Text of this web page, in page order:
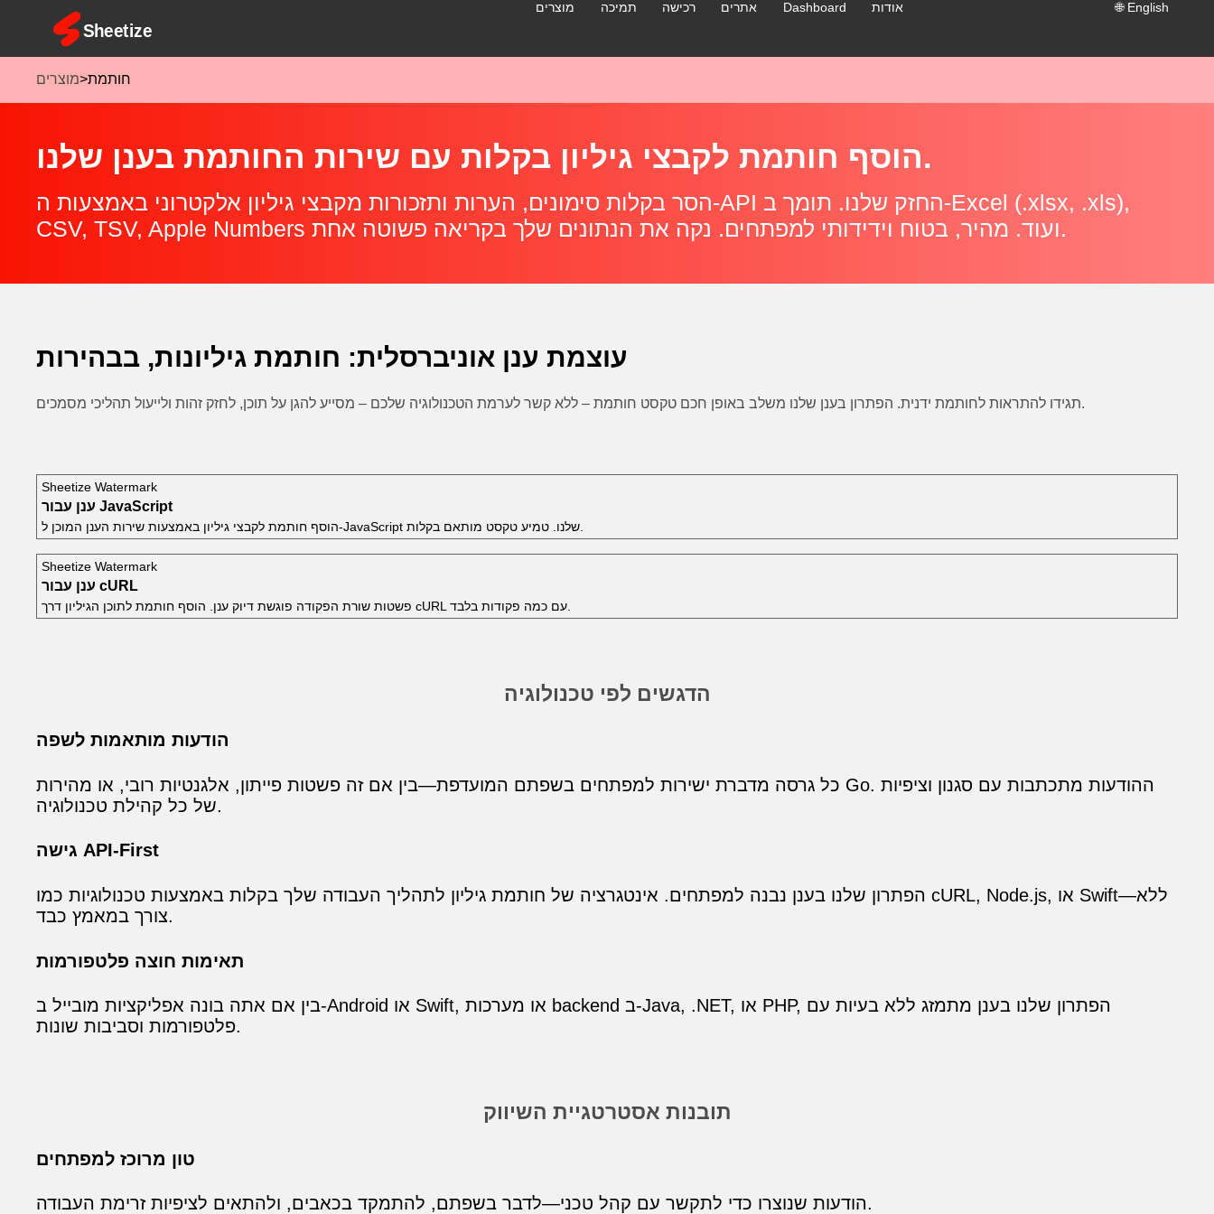
מוצרים>חותמת
הוסף חותמת לקבצי גיליון בקלות עם שירות החותמת בענן שלנו.
הסר בקלות סימונים, הערות ותזכורות מקבצי גיליון אלקטרוני באמצעות ה‑API החזק שלנו. תומך ב‑Excel (.xlsx, .xls),
CSV, TSV, Apple Numbers ועוד. מהיר, בטוח וידידותי למפתחים. נקה את הנתונים שלך בקריאה פשוטה אחת.
עוצמת ענן אוניברסלית: חותמת גיליונות, בבהירות
תגידו להתראות לחותמת ידנית. הפתרון בענן שלנו משלב באופן חכם טקסט חותמת – ללא קשר לערמת הטכנולוגיה שלכם – מסייע להגן על תוכן, לחזק זהות ולייעול תהליכי מסמכים.
Sheetize Watermark
ענן עבור JavaScript
Sheetize Watermark
ענן עבור cURL
הדגשים לפי טכנולוגיה
הודעות מותאמות לשפה
כל גרסה מדברת ישירות למפתחים בשפתם המועדפת—בין אם זה פשטות פייתון, אלגנטיות רובי, או מהירות Go. ההודעות מתכתבות עם סגנון וציפיות
של כל קהילת טכנולוגיה.
גישה API‑First
הפתרון שלנו בענן נבנה למפתחים. אינטגרציה של חותמת גיליון לתהליך העבודה שלך בקלות באמצעות טכנולוגיות כמו cURL, Node.js, או Swift—ללא
צורך במאמץ כבד.
תאימות חוצה פלטפורמות
בין אם אתה בונה אפליקציות מובייל ב‑Android או Swift, או מערכות backend ב‑Java, .NET, או PHP, הפתרון שלנו בענן מתמזג ללא בעיות עם
פלטפורמות וסביבות שונות.
תובנות אסטרטגיית השיווק
טון מרוכז למפתחים
הודעות שנוצרו כדי לתקשר עם קהל טכני—לדבר בשפתם, להתמקד בכאבים, ולהתאים לציפיות זרימת העבודה.
מוצרים תמיכה רכישה אתרים Dashboard אודות 🌐 English